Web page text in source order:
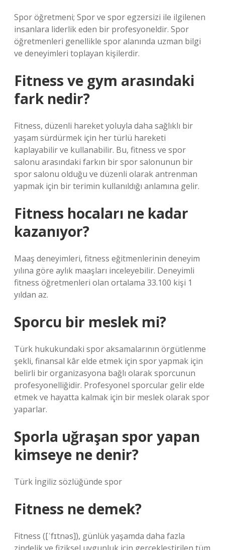
Spor öğretmeni; Spor ve spor egzersizi ile ilgilenen
insanlara liderlik eden bir profesyoneldir. Spor
öğretmenleri genellikle spor alanında uzman bilgi
ve deneyimleri toplayan kişilerdir.
Fitness ve gym arasındaki
fark nedir?
Fitness, düzenli hareket yoluyla daha sağlıklı bir
yaşam sürdürmek için her türlü hareketi
kaplayabilir ve kullanabilir. Bu, fitness ve spor
salonu arasındaki farkın bir spor salonunun bir
spor salonu olduğu ve düzenli olarak antrenman
yapmak için bir terimin kullanıldığı anlamına gelir.
Fitness hocaları ne kadar
kazanıyor?
Maaş deneyimleri, fitness eğitmenlerinin deneyim
yılına göre aylık maaşları inceleyebilir. Deneyimli
fitness öğretmenleri olan ortalama 33.100 kişi 1
yıldan az.
Sporcu bir meslek mi?
Türk hukukundaki spor aksamalarının örgütlenme
şekli, finansal kâr elde etmek için spor yapmak için
belirli bir organizasyona bağlı olarak sporcunun
profesyonelliğidir. Profesyonel sporcular gelir elde
etmek ve hayatta kalmak için bir meslek olarak spor
yaparlar.
Sporla uğraşan spor yapan
kimseye ne denir?
Türk İngiliz sözlüğünde spor
Fitness ne demek?
Fitness ([ˈfɪtnəs]), günlük yaşamda daha fazla